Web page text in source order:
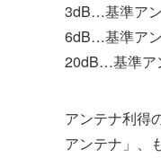
3dB…基準ア
6dB…基準ア
20dB…基準ア
アンテナ利得
アンテナ」、